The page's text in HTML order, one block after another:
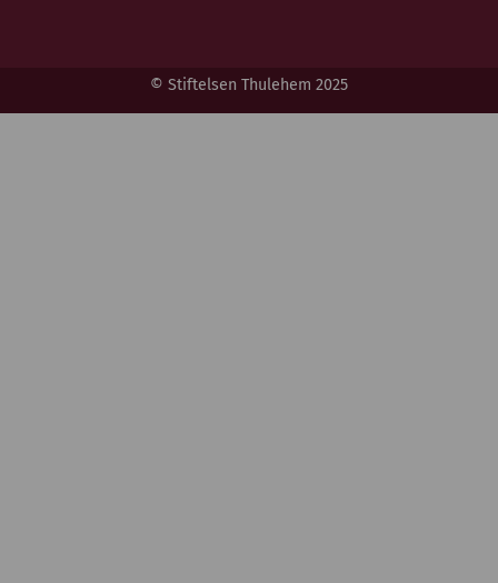
© Stiftelsen Thulehem 2025